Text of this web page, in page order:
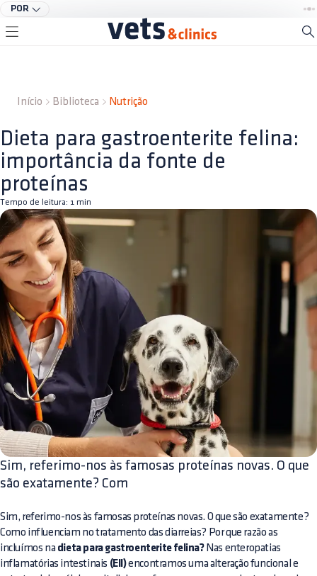
POR
Início Biblioteca Nutrição
Dieta para gastroenterite felina:
importância da fonte de
proteínas
Tempo de leitura: 1 min
Sim, referimo-nos às famosas proteínas novas. O que
são exatamente? Com
Sim, referimo-nos às famosas proteínas novas. O que são exatamente?
Como influenciam no tratamento das diarreias? Por que razão as
incluímos na dieta para gastroenterite felina?Nas enteropatias
inflamatórias intestinais (EII)encontramos uma alteração funcional e